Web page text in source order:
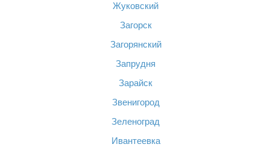
Жуковский
Загорск
Загорянский
Запрудня
Зарайск
Звенигород
Зеленоград
Ивантеевка